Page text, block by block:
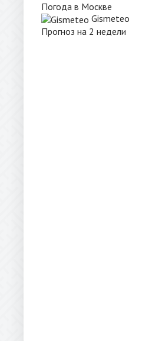
Погода в Москве
Gismeteo
Прогноз на 2 недели